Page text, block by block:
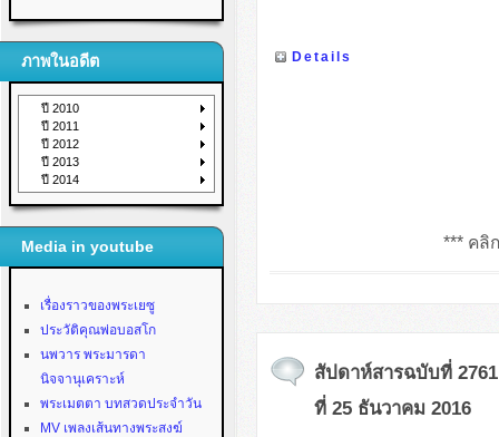
ภาพในอดีต
ปี 2010
ปี 2011
ปี 2012
ปี 2013
ปี 2014
Media in youtube
เรื่องราวของพระเยซู
ประวัติคุณพ่อบอสโก
นพวาร พระมารดา
นิจจานุเคราะห์
พระเมตตา บทสวดประจำวัน
MV เพลงเส้นทางพระสงฆ์
Details
*** คลิ
สัปดาห์สารฉบับที่
ที่ 25 ธันวาคม 2016